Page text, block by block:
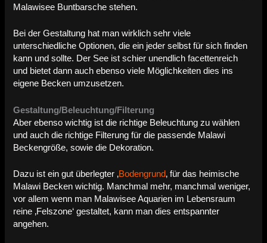
Malawisee Buntbarsche stehen.
Bei der Gestaltung hat man wirklich sehr viele
unterschiedliche Optionen, die ein jeder selbst für sich finden
kann und sollte. Der See ist schier unendlich facettenreich
und bietet dann auch ebenso viele Möglichkeiten dies ins
eigene Becken umzusetzen.
Gestaltung/Beleuchtung/Filterung
Aber ebenso wichtig ist die richtige Beleuchtung zu wählen
und auch die richtige Filterung für die passende Malawi
Beckengröße, sowie die Dekoration.
Dazu ist ein gut überlegter ‚Bodengrund‚ für das heimische
Malawi Becken wichtig. Manchmal mehr, manchmal weniger,
vor allem wenn man Malawisee Aquarien im Lebensraum
reine ‚Felszone‘ gestaltet, kann man dies entspannter
angehen.